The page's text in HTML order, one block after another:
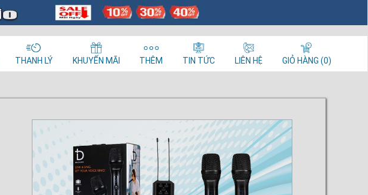
THANH LÝ KHUYẾN MÃI THÊM TIN TỨC LIÊN HỆ GIỎ HÀNG (0)